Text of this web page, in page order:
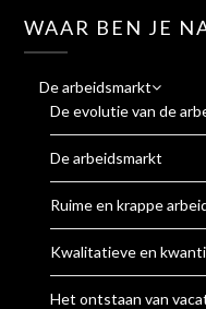
WAAR BEN JE
De arbeidsmarkt
De evolutie van de
De arbeidsmarkt
Ruime en krappe
Kwalitatieve en
Het ontstaan van